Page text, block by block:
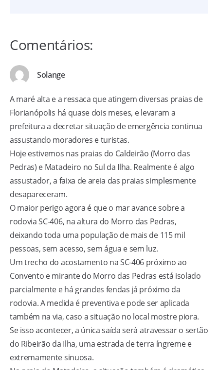
Comentários:
Solange
A maré alta e a ressaca que atingem diversas praias de
Florianópolis há​ quase dois meses, e levaram a
prefeitura a decretar situação de emergência continua
assustando moradores e turistas.
Hoje estivemos nas praias do Caldeirão (Morro das
Pedras) e Matadeiro no Sul da Ilha. Realmente é algo
assustador, a faixa de areia das praias simplesmente
desapareceram.
O maior perigo agora é que o mar avance sobre a
rodovia SC-406, na altura do Morro das Pedras,
deixando toda uma população de mais de 115 mil
pessoas, sem acesso, sem água e sem luz.
Um trecho do acostamento na SC-406 próximo ao
Convento e mirante do Morro das Pedras está isolado
parcialmente e há grandes fendas já próximo da
rodovia. A medida é preventiva e pode ser aplicada
também na via, caso a situação no local mostre piora.
Se isso acontecer, a única saída será atravessar o sertão
do Ribeirão da Ilha, uma estrada de terra íngreme e
extremamente sinuosa.